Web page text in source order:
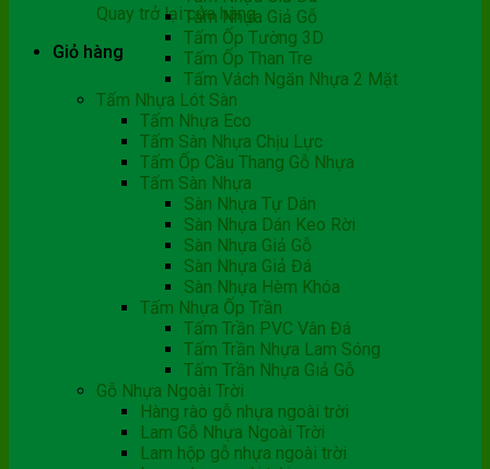
Quay trở lại cửa hàng
Giỏ hàng
Tấm Nhựa Giả Gỗ
Tấm Ốp Tường 3D
Tấm Ốp Than Tre
Tấm Vách Ngăn Nhựa 2 Mặt
Tấm Nhựa Lót Sàn
Tấm Nhựa Eco
Tấm Sàn Nhựa Chịu Lực
Tấm Ốp Cầu Thang Gỗ Nhựa
Tấm Sàn Nhựa
Sàn Nhựa Tự Dán
Sàn Nhựa Dán Keo Rời
Sàn Nhựa Giả Gỗ
Sàn Nhựa Giả Đá
Sàn Nhựa Hèm Khóa
Tấm Nhựa Ốp Trần
Tấm Trần PVC Vân Đá
Tấm Trần Nhựa Lam Sóng
Tấm Trần Nhựa Giả Gỗ
Gỗ Nhựa Ngoài Trời
Hàng rào gỗ nhựa ngoài trời
Lam Gỗ Nhựa Ngoài Trời
Lam hộp gỗ nhựa ngoài trời